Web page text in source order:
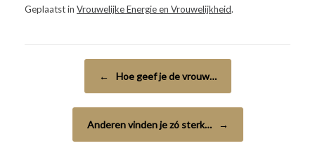
Geplaatst in Vrouwelijke Energie en Vrouwelijkheid.
←
Hoe geef je de vrouw…
Anderen vinden je zó sterk… →